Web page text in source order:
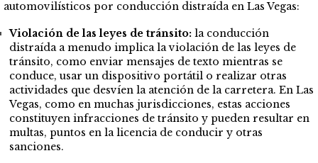
automovilísticos por conducción distraída en Las Vegas:
Violación de las leyes de tránsito: la conducción
distraída a menudo implica la violación de las leyes de
tránsito, como enviar mensajes de texto mientras se
conduce, usar un dispositivo portátil o realizar otras
actividades que desvíen la atención de la carretera. En Las
Vegas, como en muchas jurisdicciones, estas acciones
constituyen infracciones de tránsito y pueden resultar en
multas, puntos en la licencia de conducir y otras
sanciones.